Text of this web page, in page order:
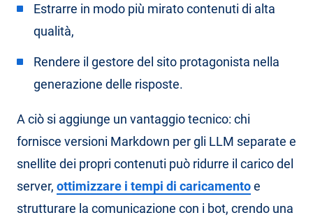
Estrarre in modo più mirato contenuti di alta
qualità,
Rendere il gestore del sito protagonista nella
generazione delle risposte.
A ciò si aggiunge un vantaggio tecnico: chi
fornisce versioni Markdown per gli LLM separate e
snellite dei propri contenuti può ridurre il carico del
server, ottimizzare i tempi di caricamentoe
strutturare la comunicazione con i bot, crendo una